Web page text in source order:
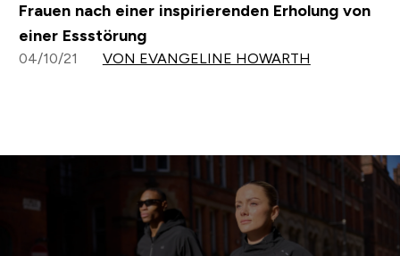
Frauen nach einer inspirierenden Erholung von
einer Essstörung
04/10/21 VON EVANGELINE HOWARTH